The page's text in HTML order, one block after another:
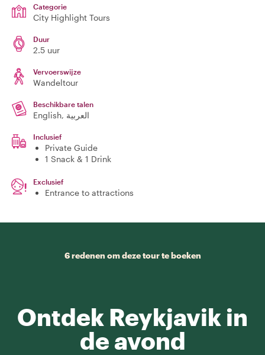
Categorie
City Highlight Tours
Duur
2.5 uur
Vervoerswijze
Wandeltour
Beschikbare talen
English, العربية
Inclusief
Private Guide
1 Snack & 1 Drink
Exclusief
Entrance to attractions
6 redenen om deze tour te boeken
Ontdek Reykjavik in
de avond